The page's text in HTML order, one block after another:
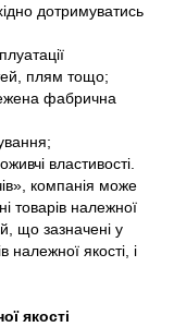
дотримуватись
плям тощо;
фабрична
властивості.
компанія може
товарів належної
що зазначені у
належної якості, і
якості